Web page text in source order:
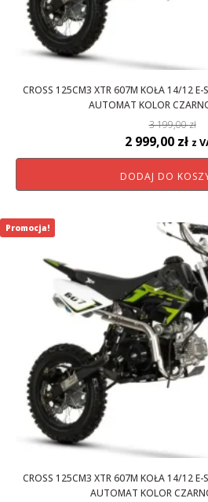
CROSS 125CM3 XTR 607M KOŁA 14/12
AUTOMAT KOLOR
3 199,00zł
Pierwotna
cena
wynosiła:
199,00 zł.
2 999,00 zł z
DODAJ DO
CROSS 125CM3 XTR 607M KOŁA 14/12
AUTOMAT KOLOR
Promocja!